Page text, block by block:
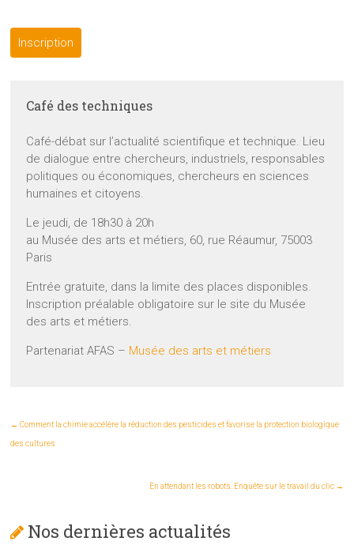
Inscription
Café des techniques
Café-débat sur l’actualité scientifique et technique. Lieu
de dialogue entre chercheurs, industriels, responsables
politiques ou économiques, chercheurs en sciences
humaines et citoyens.
Le jeudi, de 18h30 à 20h
au Musée des arts et métiers, 60, rue Réaumur, 75003
Paris
Entrée gratuite, dans la limite des places disponibles.
Inscription préalable obligatoire sur le site du Musée
des arts et métiers.
Partenariat AFAS – Musée des arts et métiers
← Comment la chimie accélère la réduction des pesticides et favorise la protection biologique
des cultures
En attendant les robots. Enquête sur le travail du clic →
Nos dernières actualités